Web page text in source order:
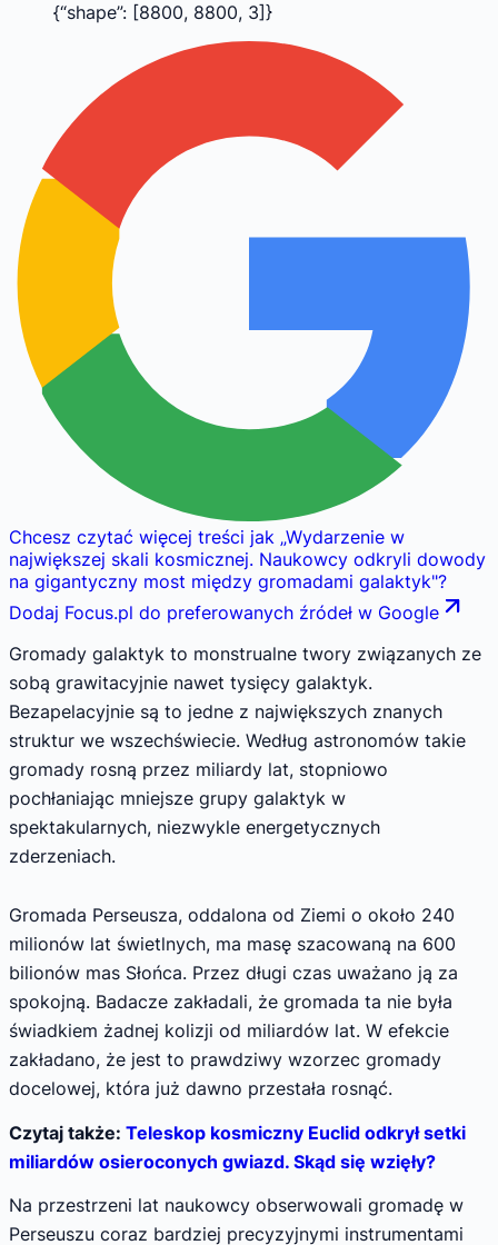
{“shape”: [8800, 8800, 3]}
Chcesz czytać więcej treści jak „Wydarzenie w
największej skali kosmicznej. Naukowcy odkryli dowody
na gigantyczny most między gromadami galaktyk"?
Dodaj Focus.pl do preferowanych źródeł w Google
Gromady galaktyk to monstrualne twory związanych ze
sobą grawitacyjnie nawet tysięcy galaktyk.
Bezapelacyjnie są to jedne z największych znanych
struktur we wszechświecie. Według astronomów takie
gromady rosną przez miliardy lat, stopniowo
pochłaniając mniejsze grupy galaktyk w
spektakularnych, niezwykle energetycznych
zderzeniach.
Gromada Perseusza, oddalona od Ziemi o około 240
milionów lat świetlnych, ma masę szacowaną na 600
bilionów mas Słońca. Przez długi czas uważano ją za
spokojną. Badacze zakładali, że gromada ta nie była
świadkiem żadnej kolizji od miliardów lat. W efekcie
zakładano, że jest to prawdziwy wzorzec gromady
docelowej, która już dawno przestała rosnąć.
Czytaj także: Teleskop kosmiczny Euclid odkrył setki
miliardów osieroconych gwiazd. Skąd się wzięły?
Na przestrzeni lat naukowcy obserwowali gromadę w
Perseuszu coraz bardziej precyzyjnymi instrumentami